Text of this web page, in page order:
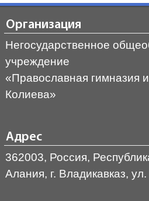
Организация
Негосударственное
учреждение
«Православная гимназия
Колиева»
Адрес
362003, Россия,
Алания, г. Владикавказ,